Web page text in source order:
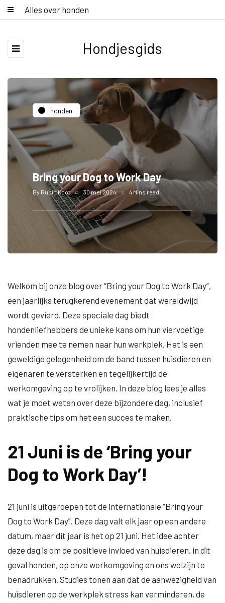
Alles over honden
Hondjesgids
honden
Bring your Dog to Work Day
By Rubin Koot 30 mei 2024 4 Mins read
Welkom bij onze blog over “Bring your Dog to Work Day”,
een jaarlijks terugkerend evenement dat wereldwijd
wordt gevierd. Deze speciale dag biedt
hondenliefhebbers de unieke kans om hun viervoetige
vrienden mee te nemen naar hun werkplek. Het is een
geweldige gelegenheid om de band tussen huisdieren en
eigenaren te versterken en tegelijkertijd de
werkomgeving op te vrolijken. In deze blog lees je alles
wat je moet weten over deze bijzondere dag, inclusief
praktische tips om het een succes te maken.
21 Juni is de ‘Bring your
Dog to Work Day’!
21 juni is uitgeroepen tot de internationale “Bring your
Dog to Work Day”. Deze dag valt elk jaar op een andere
datum, maar dit jaar is het op 21 juni. Het idee achter
deze dag is om de positieve invloed van huisdieren, in dit
geval honden, op onze werkomgeving en ons welzijn te
benadrukken. Studies tonen aan dat de aanwezigheid van
huisdieren op de werkplek stress kan verminderen, de